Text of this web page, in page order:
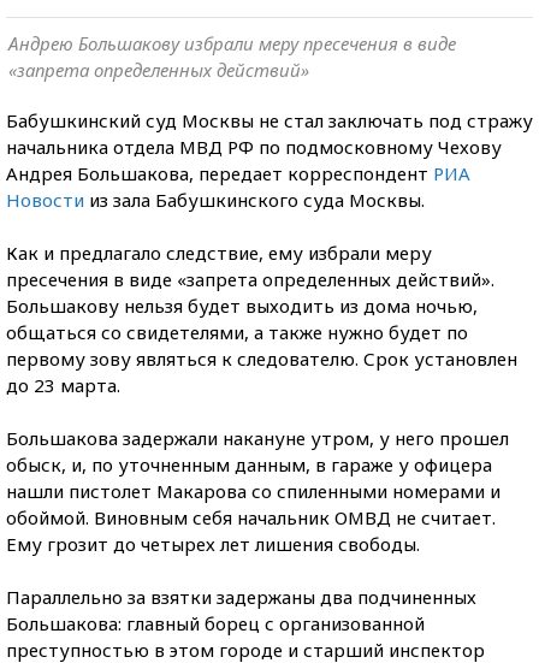
Андрею Большакову избрали меру пресечения в виде
«запрета определенных действий»
Бабушкинский суд Москвы не стал заключать под стражу
начальника отдела МВД РФ по подмосковному Чехову
Андрея Большакова, передает корреспондент РИА
Новости из зала Бабушкинского суда Москвы.
Как и предлагало следствие, ему избрали меру
пресечения в виде «запрета определенных действий».
Большакову нельзя будет выходить из дома ночью,
общаться со свидетелями, а также нужно будет по
первому зову являться к следователю. Срок установлен
до 23 марта.
Большакова задержали накануне утром, у него прошел
обыск, и, по уточненным данным, в гараже у офицера
нашли пистолет Макарова со спиленными номерами и
обоймой. Виновным себя начальник ОМВД не считает.
Ему грозит до четырех лет лишения свободы.
Параллельно за взятки задержаны два подчиненных
Большакова: главный борец с организованной
преступностью в этом городе и старший инспектор